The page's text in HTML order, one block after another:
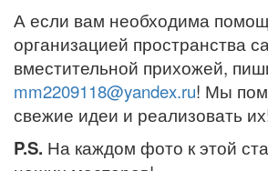
А если вам необходима
организацией пространства
вместительной прихожей,
mm2209118@yandex.ru! Мы
свежие идеи и реализовать
P.S. На каждом фото к этой